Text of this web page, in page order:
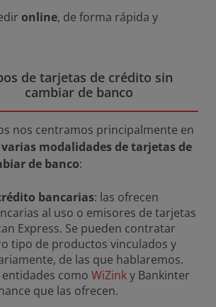
online, de forma rápida y
de tarjetas de crédito sin
cambiar de banco
nos centramos principalmente en
varias modalidades de tarjetas de
de banco:
bancarias: las ofrecen
al uso o emisores de tarjetas
Express. Se pueden contratar
tipo de productos vinculados y
de las que hablaremos.
como WiZinky Bankinter
que las ofrecen.